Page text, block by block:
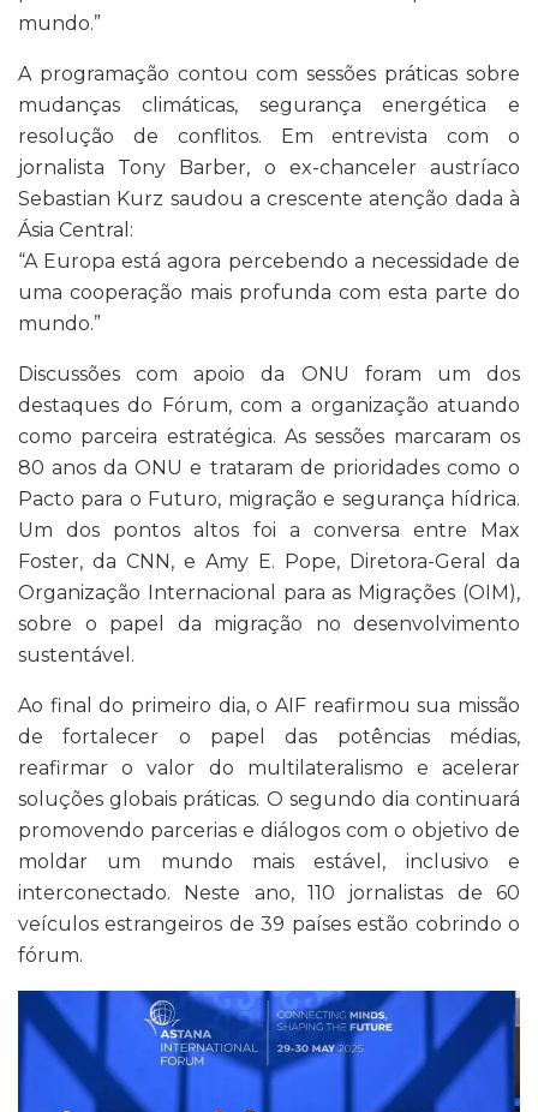
mundo.”
A programação contou com sessões práticas sobre
mudanças climáticas, segurança energética e
resolução de conflitos. Em entrevista com o
jornalista Tony Barber, o ex-chanceler austríaco
Sebastian Kurz saudou a crescente atenção dada à
Ásia Central:
“A Europa está agora percebendo a necessidade de
uma cooperação mais profunda com esta parte do
mundo.”
Discussões com apoio da ONU foram um dos
destaques do Fórum, com a organização atuando
como parceira estratégica. As sessões marcaram os
80 anos da ONU e trataram de prioridades como o
Pacto para o Futuro, migração e segurança hídrica.
Um dos pontos altos foi a conversa entre Max
Foster, da CNN, e Amy E. Pope, Diretora-Geral da
Organização Internacional para as Migrações (OIM),
sobre o papel da migração no desenvolvimento
sustentável.
Ao final do primeiro dia, o AIF reafirmou sua missão
de fortalecer o papel das potências médias,
reafirmar o valor do multilateralismo e acelerar
soluções globais práticas. O segundo dia continuará
promovendo parcerias e diálogos com o objetivo de
moldar um mundo mais estável, inclusivo e
interconectado. Neste ano, 110 jornalistas de 60
veículos estrangeiros de 39 países estão cobrindo o
fórum.